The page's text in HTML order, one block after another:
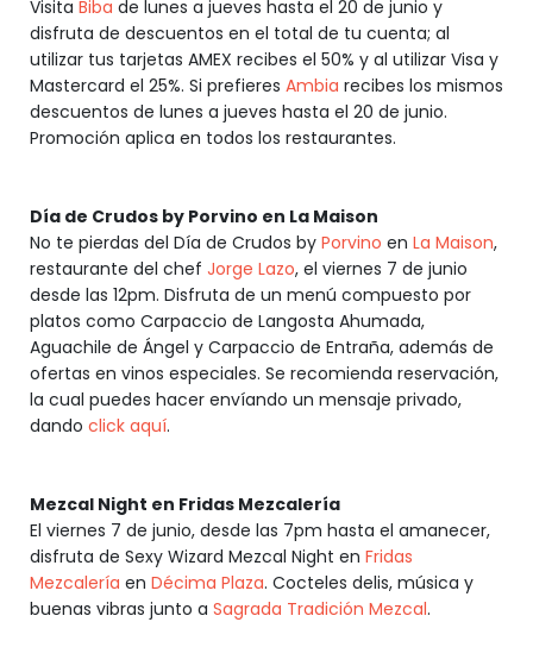
Visita Biba de lunes a jueves hasta el 20 de junio y
disfruta de descuentos en el total de tu cuenta; al
utilizar tus tarjetas AMEX recibes el 50% y al utilizar Visa y
Mastercard el 25%. Si prefieres Ambia recibes los mismos
descuentos de lunes a jueves hasta el 20 de junio.
Promoción aplica en todos los restaurantes.
Día de Crudos by Porvino en La Maison
No te pierdas del Día de Crudos by Porvino en La Maison,
restaurante del chef Jorge Lazo, el viernes 7 de junio
desde las 12pm. Disfruta de un menú compuesto por
platos como Carpaccio de Langosta Ahumada,
Aguachile de Ángel y Carpaccio de Entraña, además de
ofertas en vinos especiales. Se recomienda reservación,
la cual puedes hacer envíando un mensaje privado,
dando click aquí.
Mezcal Night en Fridas Mezcalería
El viernes 7 de junio, desde las 7pm hasta el amanecer,
disfruta de Sexy Wizard Mezcal Night en Fridas
Mezcalería en Décima Plaza. Cocteles delis, música y
buenas vibras junto a Sagrada Tradición Mezcal.